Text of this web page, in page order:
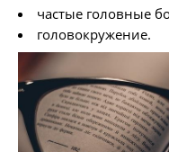
частые головные
головокружение.